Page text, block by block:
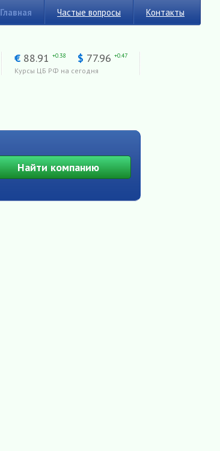
Главная Частые вопросы Контакты
€ 88.91 +0.38 $ 77.96 +0.47
Курсы ЦБ РФ на сегодня
Найтикомпанию